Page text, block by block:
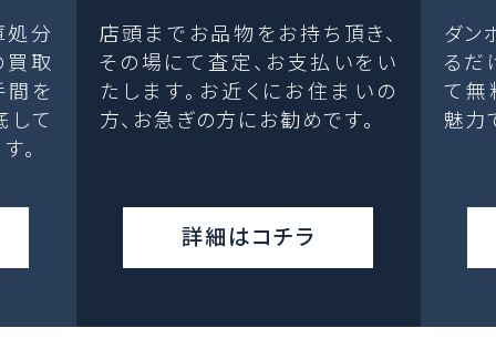
処分
取
間を
して
。
店頭までお品物をお持ち頂き、
その場にて査定、お支払いをい
たします。お近くにお住まいの
方、お急ぎの方にお勧めです。
詳細はコチラ
ダン
るだ
て無
魅力